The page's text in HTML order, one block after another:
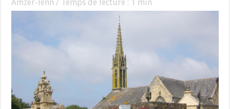
Amzer-lenn / Temps de lecture : 1 min